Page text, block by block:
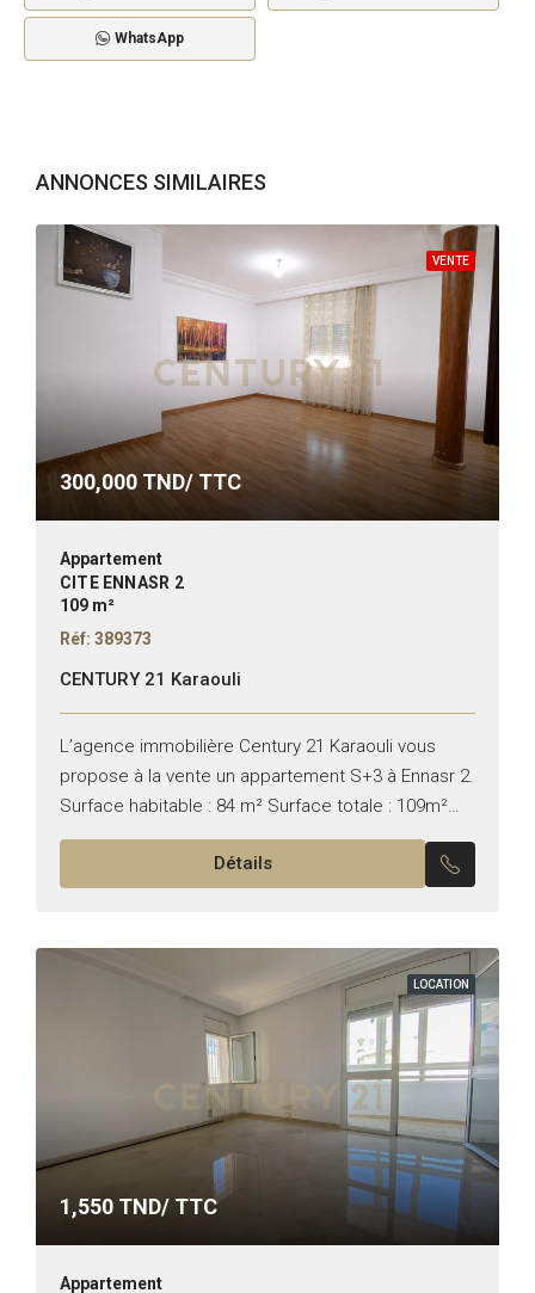
WhatsApp
ANNONCES SIMILAIRES
VENTE
300,000 TND/ TTC
Appartement
CITE ENNASR 2
109 m²
Réf: 389373
CENTURY 21 Karaouli
L’agence immobilière Century 21 Karaouli vous
propose à la vente un appartement S+3 à Ennasr 2.
Surface habitable : 84 m² Surface totale : 109m²
Composition : – Salon & salle à...
Détails
LOCATION
1,550 TND/ TTC
Appartement